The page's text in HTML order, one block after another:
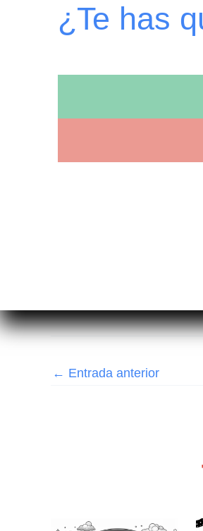
¿Te has
← Entrada anterior